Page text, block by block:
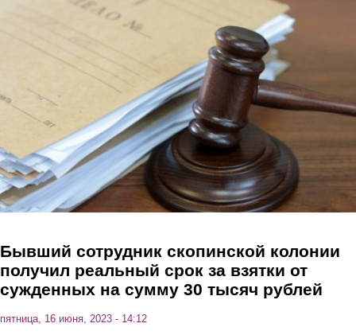
Перейти к основному содержанию
Бывший сотрудник скопинской колонии
получил реальный срок за взятки от
сужденных на сумму 30 тысяч рублей
пятница, 16 июня, 2023 - 14:12